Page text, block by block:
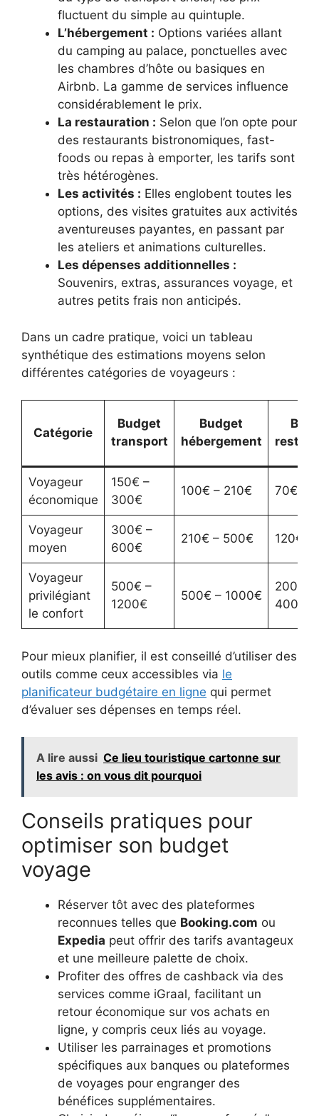
fluctuent du simple au quintuple.
L’hébergement : Options variées allant
du camping au palace, ponctuelles avec
les chambres d’hôte ou basiques en
Airbnb. La gamme de services influence
considérablement le prix.
La restauration : Selon que l’on opte pour
des restaurants bistronomiques, fast-
foods ou repas à emporter, les tarifs sont
très hétérogènes.
Les activités : Elles englobent toutes les
options, des visites gratuites aux activités
aventureuses payantes, en passant par
les ateliers et animations culturelles.
Les dépenses additionnelles :
Souvenirs, extras, assurances voyage, et
autres petits frais non anticipés.
Dans un cadre pratique, voici un tableau
synthétique des estimations moyens selon
différentes catégories de voyageurs :
Catégorie
Budget
transport
Budget
hébergement
Voyageur
économique
150€ –
300€
100€ – 210€ 70€ –
Voyageur
moyen
300€ –
600€
210€ – 500€ 120€ –
Voyageur
privilégiant
le confort
500€ –
1200€
500€ – 1000€
200€ –
400€
Pour mieux planifier, il est conseillé d’utiliser des
outils comme ceux accessibles via le
planificateur budgétaire en ligne qui permet
d’évaluer ses dépenses en temps réel.
A lire aussi Ce lieu touristique cartonne sur
les avis : on vous dit pourquoi
Conseils pratiques pour
optimiser son budget
voyage
Réserver tôt avec des plateformes
reconnues telles que Booking.com ou
Expedia peut offrir des tarifs avantageux
et une meilleure palette de choix.
Profiter des offres de cashback via des
services comme iGraal, facilitant un
retour économique sur vos achats en
ligne, y compris ceux liés au voyage.
Utiliser les parrainages et promotions
spécifiques aux banques ou plateformes
de voyages pour engranger des
bénéfices supplémentaires.